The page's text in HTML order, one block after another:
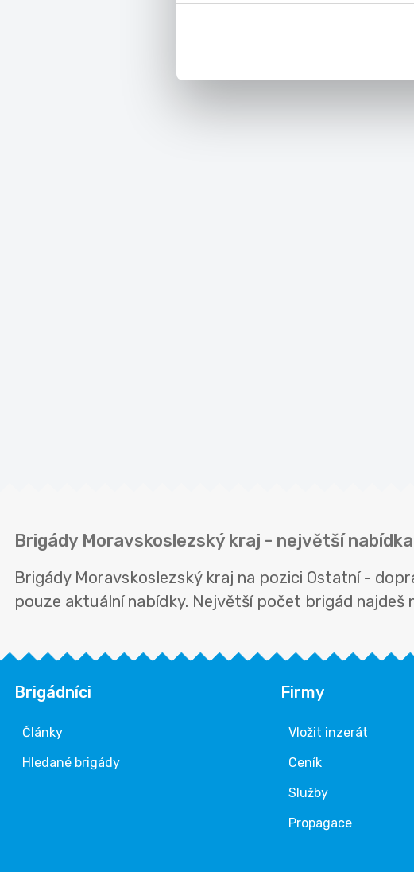
Brigády Moravskoslezský kraj - největší
Brigády Moravskoslezský kraj na pozici Ostatní -
pouze aktuální nabídky. Největší počet brigád najdeš
Brigádníci
Články
Hledané brigády
Firmy
Vložit inzerát
Ceník
Služby
Propagace